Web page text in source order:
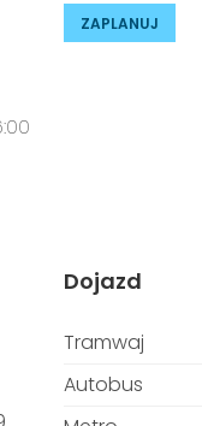
ZAPLANUJ
Dojazd
Tramwaj
Autobus